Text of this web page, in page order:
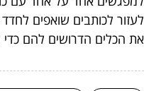
לעזור לכותבים שואפים
את הכלים הדרושים להם